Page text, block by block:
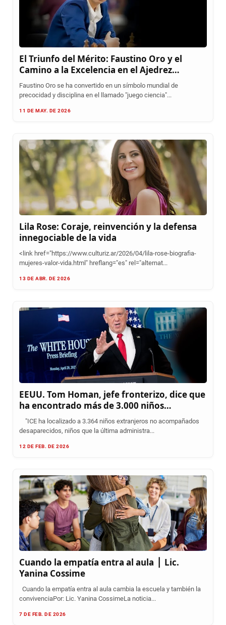
El Triunfo del Mérito: Faustino Oro y el
Camino a la Excelencia en el Ajedrez
Mundial
Faustino Oro se ha convertido en un símbolo mundial de
precocidad y disciplina en el llamado "juego ciencia"...
11 DE MAY. DE 2026
Lila Rose: Coraje, reinvención y la defensa
innegociable de la vida
<link href="https://www.culturiz.ar/2026/04/lila-rose-biografia-
mujeres-valor-vida.html" hreflang="es" rel="alternat...
13 DE ABR. DE 2026
EEUU. Tom Homan, jefe fronterizo, dice que
ha encontrado más de 3.000 niños
migrantes desaparecidos en Minnesota
desaparecidos, niños que la última administra...
12 DE FEB. DE 2026
Cuando la empatía entra al aula ⎪ Lic.
Yanina Cossime
Cuando la empatía entra al aula cambia la escuela y también la
convivenciaPor: Lic. Yanina CossimeLa noticia...
7 DE FEB. DE 2026